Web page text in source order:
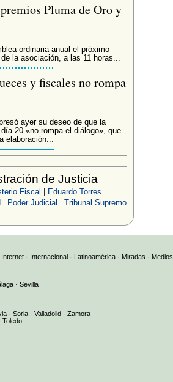
Pluma de Oro y
ordinaria anual el próximo
la asociación, a las 11 horas...
y fiscales no rompa
ayer su deseo de que la
20 «no rompa el diálogo», que
elaboración...
de Justicia
Fiscal | Eduardo Torres |
| Poder Judicial | Tribunal Supremo
Internet · Internacional · Latinoamérica · Miradas · Medios
· Sevilla
· Soria · Valladolid · Zamora
Toledo